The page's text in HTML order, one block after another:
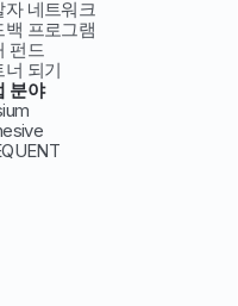
자 네트워크
백 프로그램
펀드
너 되기
분야